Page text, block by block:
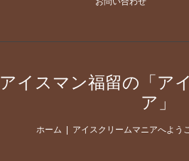
アイスマン福留の「ア
ア」
ホーム アイスクリームマニアへよう